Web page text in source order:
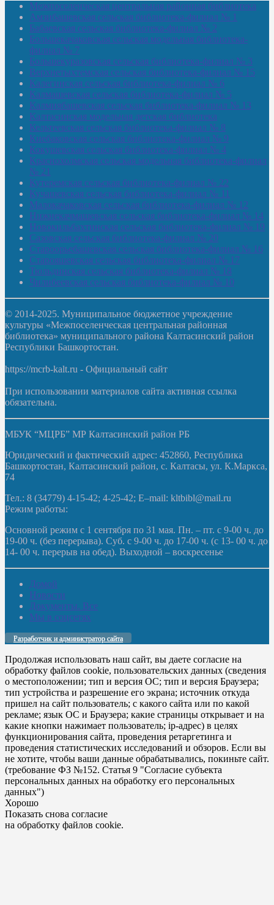
Межпоселенческая центральная районная библиотека
Амзибашевская сельская библиотека-филиал № 1
Бабаевская сельская библиотека-филиал № 2
Большекачаковская сельская модельная библиотека-
филиал № 7
Большекуразовская сельская библиотека-филиал № 3
Верхнетыхтемская сельская библиотека-филиал № 15
Калегинская сельская библиотека-филиал № 6
Калмашевская сельская библиотека-филиал № 5
Калмиябашевская сельская библиотека-филиал № 13
Калтасинская модельная детская библиотека
Кельтеевская сельская библиотека-филиал № 8
Киебаковская сельская библиотека-филиал № 9
Кокушевская сельская библиотека-филиал № 4
Краснохолмская сельская модельная библиотека-филиал
№ 21
Кутеремская сельская библиотека-филиал № 22
Кучашевская сельская библиотека-филиал № 11
Малокачаковская сельская библиотека-филиал № 12
Нижнекачмашевская сельская библиотека-филиал № 14
Новокильбахтинская сельская библиотека-филиал № 19
Сазовская сельская библиотека-филиал № 20
Староорьебашевская сельская библиотека-филиал № 16
Старояшевская сельская библиотека-филиал № 17
Тюльдинская сельская библиотека-филиал № 18
Чилибеевская сельская библиотека-филиал № 10
© 2014-2025. Муниципальное бюджетное учреждение
культуры «Межпоселенческая центральная районная
библиотека» муниципального района Калтасинский район
Республики Башкортостан.
https://mcrb-kalt.ru - Официальный сайт
При использовании материалов сайта активная ссылка
обязательна.
МБУК “МЦРБ” МР Калтасинский район РБ
Юридический и фактический адрес: 452860, Республика
Башкортостан, Калтасинский район, с. Калтасы, ул. К.Маркса,
74
Тел.: 8 (34779) 4-15-42; 4-25-42; E–mail: kltbibl@mail.ru
Режим работы:
Основной режим с 1 сентября по 31 мая. Пн. – пт. с 9-00 ч. до
19-00 ч. (без перерыва). Суб. с 9-00 ч. до 17-00 ч. (с 13- 00 ч. до
14- 00 ч. перерыв на обед). Выходной – воскресенье
Домой
Новости
Документы. Все
Мы в соцсетях
Разработчик и администратор сайта
Продолжая использовать наш сайт, вы даете согласие на
обработку файлов cookie, пользовательских данных (сведения
о местоположении; тип и версия ОС; тип и версия Браузера;
тип устройства и разрешение его экрана; источник откуда
пришел на сайт пользователь; с какого сайта или по какой
рекламе; язык ОС и Браузера; какие страницы открывает и на
какие кнопки нажимает пользователь; ip-адрес) в целях
функционирования сайта, проведения ретаргетинга и
проведения статистических исследований и обзоров. Если вы
не хотите, чтобы ваши данные обрабатывались, покиньте сайт.
(требование ФЗ №152. Статья 9 "Согласие субъекта
персональных данных на обработку его персональных
данных")
Хорошо
Показать снова согласие
на обработку файлов cookie.